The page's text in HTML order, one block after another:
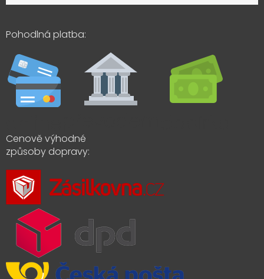
Pohodlná platba:
Cenově výhodné
způsoby dopravy: